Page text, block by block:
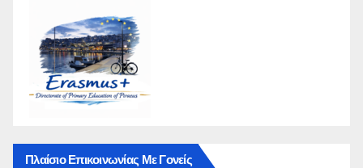
Πλαίσιο Επικοινωνίας Με Γονείς